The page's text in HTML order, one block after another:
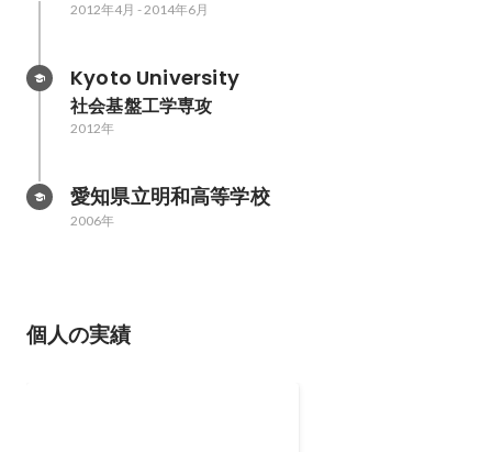
2012年4月 -2014年6月
Kyoto University
社会基盤工学専攻
2012年
愛知県立明和高等学校
2006年
個人の実績